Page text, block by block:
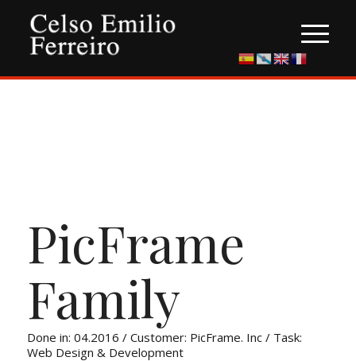
PicFrame
Family
Done in: 04.2016 / Customer: PicFrame. Inc / Task:
Web Design & Development